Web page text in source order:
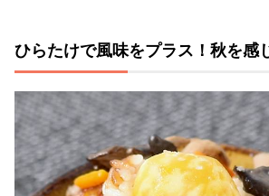
ひらたけで風味をプラス！秋を感